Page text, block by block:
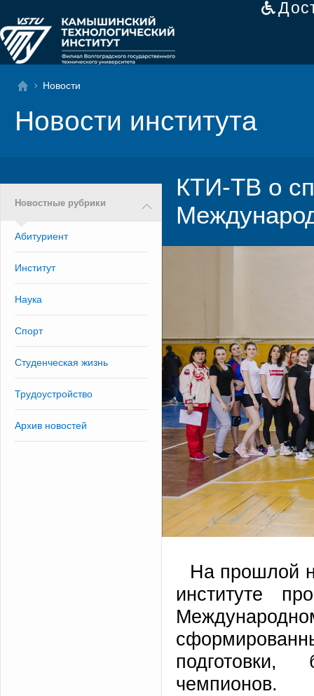
Новости
Новости института
Новостные рубрики
Абитуриент
Институт
Наука
Спорт
Студенческая жизнь
Трудоустройство
Архив новостей
КТИ-ТВ о
На прошлой
институте
чемпионов.